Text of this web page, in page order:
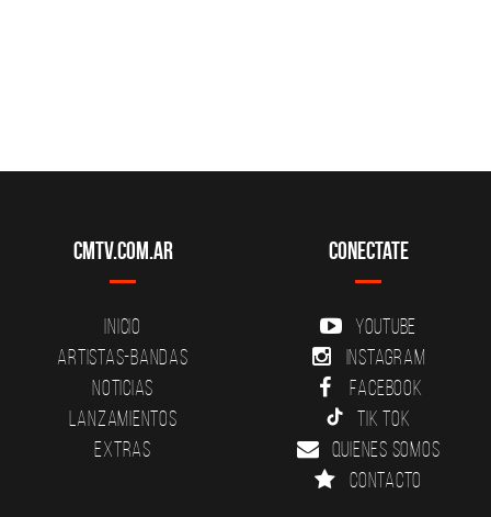
CMTV.com.ar
Inicio
Artistas-Bandas
Noticias
Lanzamientos
Extras
Conectate
YouTube
Instagram
Facebook
Tik Tok
Quienes somos
Contacto